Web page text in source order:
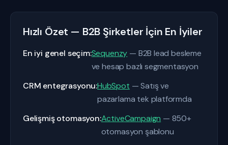
Hızlı Özet — B2B Şirketler İçin En İyiler
En iyi genel seçim:Sequenzy — B2B lead besleme
ve hesap bazlı segmentasyon
CRM entegrasyonu:HubSpot — Satış ve
pazarlama tek platformda
Gelişmiş otomasyon:ActiveCampaign — 850+
otomasyon şablonu